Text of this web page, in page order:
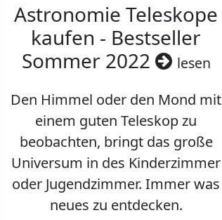
Astronomie Teleskope
kaufen - Bestseller
Sommer 2022
lesen
Den Himmel oder den Mond mit
einem guten Teleskop zu
beobachten, bringt das große
Universum in des Kinderzimmer
oder Jugendzimmer. Immer was
neues zu entdecken.